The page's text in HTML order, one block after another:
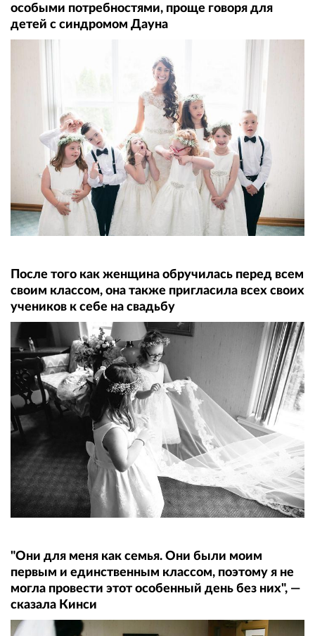
особыми потребностями, проще говоря для
детей с синдромом Дауна
После того как женщина обручилась перед всем
своим классом, она также пригласила всех своих
учеников к себе на свадьбу
"Они для меня как семья. Они были моим
первым и единственным классом, поэтому я не
могла провести этот особенный день без них", —
сказала Кинси